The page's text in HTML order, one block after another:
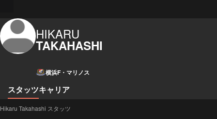
HIKARU
TAKAHASHI
横浜F・マリノス
スタッツキャリア
Hikaru Takahashi スタッツ